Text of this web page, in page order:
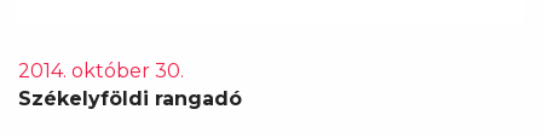
2014. október 30.
Székelyföldi rangadó